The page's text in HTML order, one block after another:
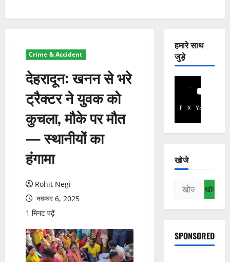
Crime & Accident
देहरादून: खनन से भरे
ट्रैक्टर ने युवक को
कुचला, मौके पर मौत
— स्थानीयों का
हंगामा
Rohit Negi
नवम्बर 6, 2025
1 मिनट पढ़ें
हमारे साथ
जुड़े
Facebook
X YouTube
खोजे
निम्न
को
खोजें:
SPONSORED